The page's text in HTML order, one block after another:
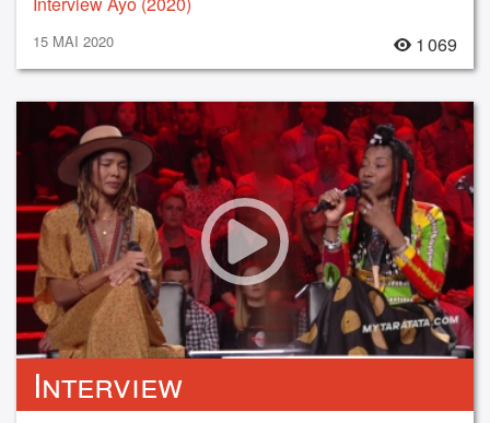
15 MAI 2020 1 069
Interview